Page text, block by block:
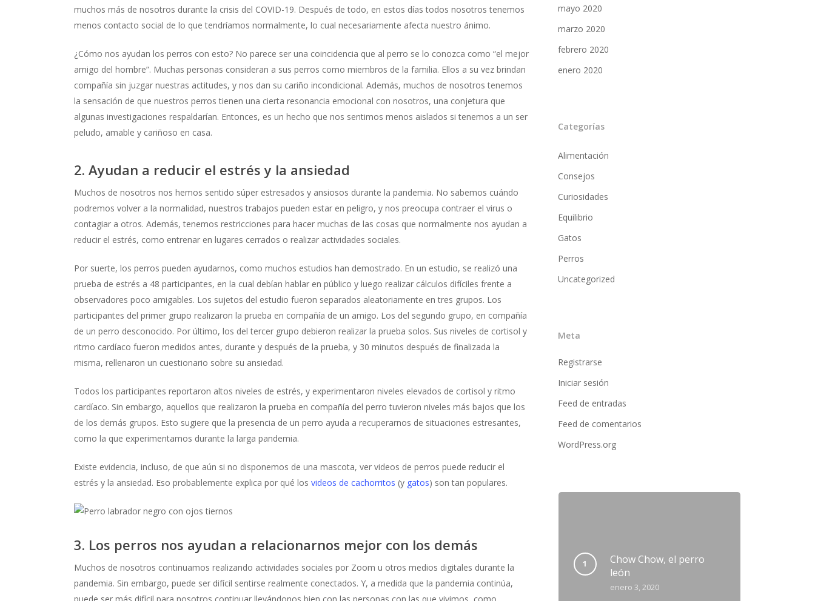
muchos más de nosotros durante la crisis del COVID-19. Después de todo, en estos días todos nosotros tenemos
menos contacto social de lo que tendríamos normalmente, lo cual necesariamente afecta nuestro ánimo.
¿Cómo nos ayudan los perros con esto? No parece ser una coincidencia que al perro se lo conozca como “el mejor
amigo del hombre”. Muchas personas consideran a sus perros como miembros de la familia. Ellos a su vez brindan
compañía sin juzgar nuestras actitudes, y nos dan su cariño incondicional. Además, muchos de nosotros tenemos
la sensación de que nuestros perros tienen una cierta resonancia emocional con nosotros, una conjetura que
algunas investigaciones respaldarían. Entonces, es un hecho que nos sentimos menos aislados si tenemos a un ser
peludo, amable y cariñoso en casa.
2. Ayudan a reducir el estrés y la ansiedad
Muchos de nosotros nos hemos sentido súper estresados y ansiosos durante la pandemia. No sabemos cuándo
podremos volver a la normalidad, nuestros trabajos pueden estar en peligro, y nos preocupa contraer el virus o
contagiar a otros. Además, tenemos restricciones para hacer muchas de las cosas que normalmente nos ayudan a
reducir el estrés, como entrenar en lugares cerrados o realizar actividades sociales.
Por suerte, los perros pueden ayudarnos, como muchos estudios han demostrado. En un estudio, se realizó una
prueba de estrés a 48 participantes, en la cual debían hablar en público y luego realizar cálculos difíciles frente a
observadores poco amigables. Los sujetos del estudio fueron separados aleatoriamente en tres grupos. Los
participantes del primer grupo realizaron la prueba en compañía de un amigo. Los del segundo grupo, en compañía
de un perro desconocido. Por último, los del tercer grupo debieron realizar la prueba solos. Sus niveles de cortisol y
ritmo cardíaco fueron medidos antes, durante y después de la prueba, y 30 minutos después de finalizada la
misma, rellenaron un cuestionario sobre su ansiedad.
Todos los participantes reportaron altos niveles de estrés, y experimentaron niveles elevados de cortisol y ritmo
cardíaco. Sin embargo, aquellos que realizaron la prueba en compañía del perro tuvieron niveles más bajos que los
de los demás grupos. Esto sugiere que la presencia de un perro ayuda a recuperarnos de situaciones estresantes,
como la que experimentamos durante la larga pandemia.
Existe evidencia, incluso, de que aún si no disponemos de una mascota, ver videos de perros puede reducir el
estrés y la ansiedad. Eso probablemente explica por qué los videos de cachorritos (y gatos) son tan populares.
3. Los perros nos ayudan a relacionarnos mejor con los demás
Muchos de nosotros continuamos realizando actividades sociales por Zoom u otros medios digitales durante la
pandemia. Sin embargo, puede ser difícil sentirse realmente conectados. Y, a medida que la pandemia continúa,
mayo 2020
marzo 2020
febrero 2020
enero 2020
Categorías
Alimentación
Consejos
Curiosidades
Equilibrio
Gatos
Perros
Uncategorized
Meta
Registrarse
Iniciar sesión
Feed de entradas
Feed de comentarios
WordPress.org
Chow Chow, el perro
león
enero 3, 2020